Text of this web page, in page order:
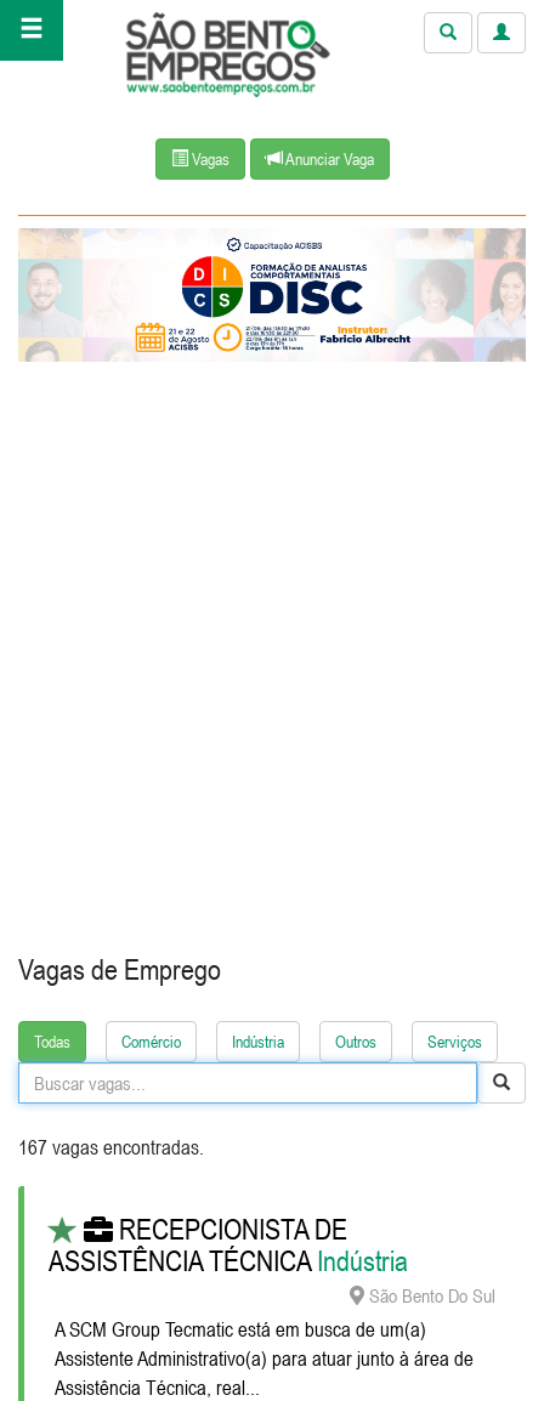
Vagas Anunciar Vaga
Vagas de Emprego
Todas Comércio Indústria Outros Serviços
167 vagas encontradas.
RECEPCIONISTA DE
ASSISTÊNCIA TÉCNICAIndústria
São Bento Do Sul
A SCM Group Tecmatic está em busca de um(a)
Assistente Administrativo(a) para atuar junto à área de
Assistência Técnica, real...